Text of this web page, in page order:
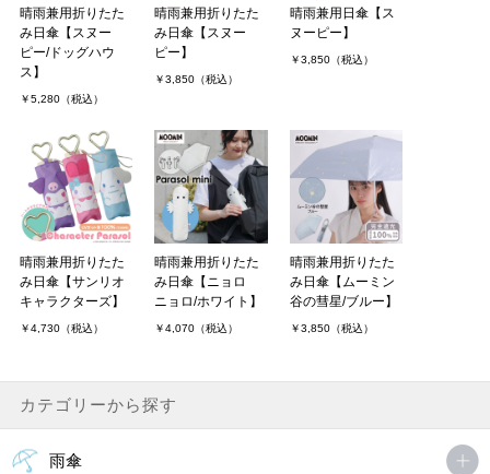
晴雨兼用折りたた
み日傘【スヌー
ピー/ドッグハウ
ス】
￥5,280（税込）
晴雨兼用折りたた
み日傘【スヌー
ピー】
￥3,850（税込）
晴雨兼用日傘【ス
ヌーピー】
￥3,850（税込）
晴雨兼用折りたた
み日傘【サンリオ
キャラクターズ】
￥4,730（税込）
晴雨兼用折りたた
み日傘【ニョロ
ニョロ/ホワイト】
￥4,070（税込）
晴雨兼用折りたた
み日傘【ムーミン
谷の彗星/ブルー】
￥3,850（税込）
カテゴリーから探す
雨傘